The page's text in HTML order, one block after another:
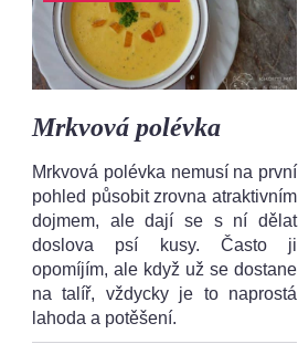
Mrkvová polévka
Mrkvová polévka nemusí na první
pohled působit zrovna atraktivním
dojmem, ale dají se s ní dělat
doslova psí kusy. Často ji
opomíjím, ale když už se dostane
na talíř, vždycky je to naprostá
lahoda a potěšení.